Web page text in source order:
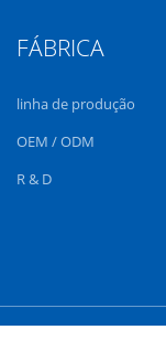
FÁBRICA
linha de produção
OEM / ODM
R & D